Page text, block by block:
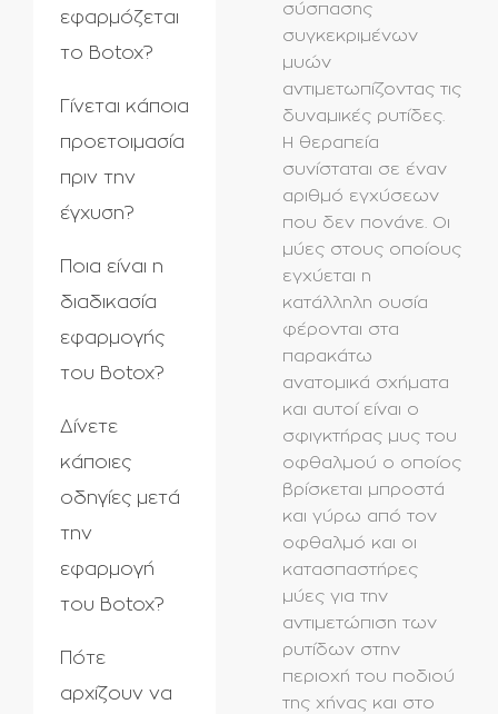
σύσπασης
συγκεκριμένων
μυών
αντιμετωπίζοντας τις
δυναμικές ρυτίδες.
Η θεραπεία
συνίσταται σε έναν
αριθμό εγχύσεων
που δεν πονάνε. Οι
μύες στους οποίους
εγχύεται η
κατάλληλη ουσία
φέρονται στα
παρακάτω
ανατομικά σχήματα
και αυτοί είναι ο
σφιγκτήρας μυς του
οφθαλμού ο οποίος
βρίσκεται μπροστά
και γύρω από τον
οφθαλμό και οι
κατασπαστήρες
μύες για την
αντιμετώπιση των
ρυτίδων στην
περιοχή του ποδιού
της χήνας και στο
εφαρμόζεται
το Botox?
Γίνεται κάποια
προετοιμασία
πριν την
έγχυση?
Ποια είναι η
διαδικασία
εφαρμογής
του Βotox?
Δίνετε
κάποιες
οδηγίες μετά
την
εφαρμογή
του Botox?
Πότε
αρχίζουν να